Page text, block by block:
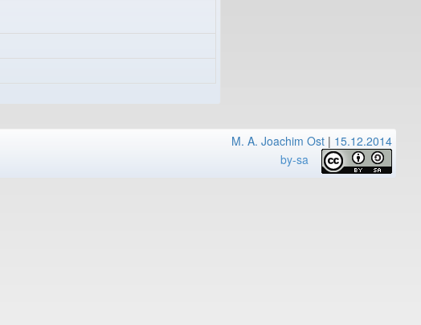
M. A. Joachim Ost | 15.12.2014
by-sa